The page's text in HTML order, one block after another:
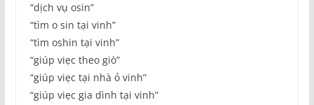
“dịch vụ osin”
“tìm o sin tại vinh”
“tìm oshin tại vinh”
“giúp viẹc theo giò”
“giúp viẹc tại nhà ỏ vinh”
“giúp viẹc gia dình tại vinh”